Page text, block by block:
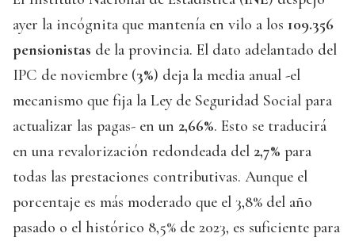
ayer la incógnita que mantenía en vilo a los 109.356
pensionistas de la provincia. El dato adelantado del
IPC de noviembre (3%) deja la media anual -el
mecanismo que fija la Ley de Seguridad Social para
actualizar las pagas- en un 2,66%. Esto se traducirá
en una revalorización redondeada del 2,7% para
todas las prestaciones contributivas. Aunque el
porcentaje es más moderado que el 3,8% del año
pasado o el histórico 8,5% de 2023, es suficiente para